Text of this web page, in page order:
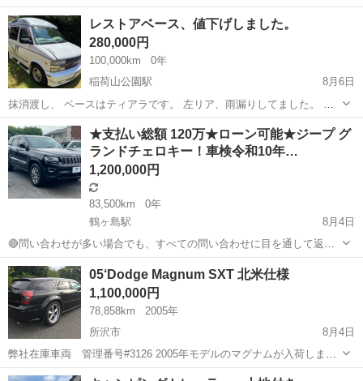
レストアベース、値下げしました。
280,000円
100,000km
0年
稲荷山公園駅
8月6日
抹消渡し、 ベースはティアラです。 左リア、雨漏りしてました。 さ
らに値下げしました。
埼玉 狭山市 稲荷山公園駅 その他 レストア
★支払い総額 120万★ローン可能★ジープ グ
ランドチェロキー！車検令和10年…
1,200,000円
83,500km
0年
鶴ヶ島駅
8月4日
🔴問い合わせが多い場合でも、すべての問い合わせに目を通して返信
しておりますので、気にせずお気軽にお問い合わせください😊 ◆出品
番号◆ K6F1011 ◆支払い総額◆ 120万円 ローン可能！ 提携ローン会
社による審査あ...
埼玉 川越市
05‘Dodge Magnum SXT 北米仕様
1,100,000円
78,858km
2005年
所沢市
8月4日
弊社在庫車両 管理番号#3126 2005年モデルのマグナムが入荷しまし
た！ 外装はブラック・内装はグレーのレザーシートにパワーシート＆
埼玉 所沢市 その他 車両